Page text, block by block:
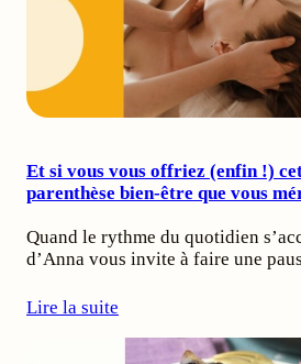
Et si vous vous offriez (enfin !)
parenthèse bien-être que vous
Quand le rythme du quotidien
d’Anna vous invite à faire une
Lire la suite